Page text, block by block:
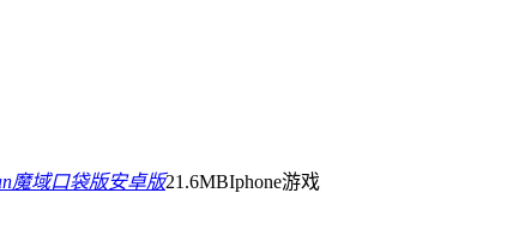
魔域口袋版安卓版21.6MBIphone游戏